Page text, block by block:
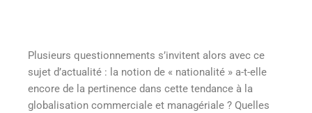
Plusieurs questionnements s’invitent alors avec ce
sujet d’actualité : la notion de « nationalité » a-t-elle
encore de la pertinence dans cette tendance à la
globalisation commerciale et managériale ? Quelles